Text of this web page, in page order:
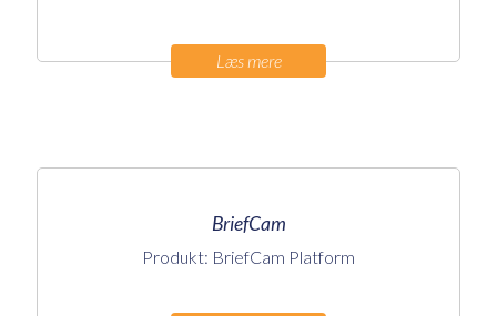
Læs mere
BriefCam
Produkt: BriefCam Platform